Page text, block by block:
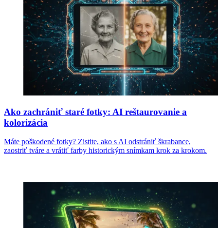
Ako zachrániť staré fotky: AI reštaurovanie a
kolorizácia
Máte poškodené fotky? Zistite, ako s AI odstrániť škrabance,
zaostriť tváre a vrátiť farby historickým snímkam krok za krokom.